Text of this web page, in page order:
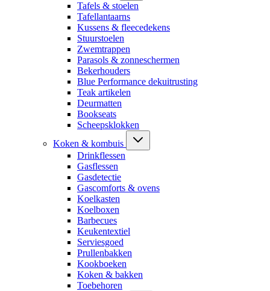
Tafels & stoelen
Tafellantaarns
Kussens & fleecedekens
Stuurstoelen
Zwemtrappen
Parasols & zonneschermen
Bekerhouders
Blue Performance dekuitrusting
Teak artikelen
Deurmatten
Bookseats
Scheepsklokken
Koken & kombuis
Drinkflessen
Gasflessen
Gasdetectie
Gascomforts & ovens
Koelkasten
Koelboxen
Barbecues
Keukentextiel
Serviesgoed
Prullenbakken
Kookboeken
Koken & bakken
Toebehoren